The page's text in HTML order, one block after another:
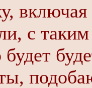
с таким
будет